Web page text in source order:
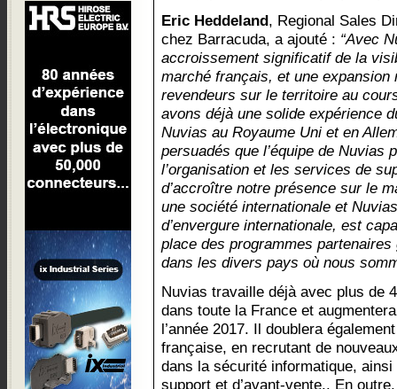
Eric Heddeland, Regional Sales
chez Barracuda, a ajouté : “Avec
accroissement significatif de la
marché français, et une expansion
revendeurs sur le territoire au
avons déjà une solide expérience
Nuvias au Royaume Uni et en
persuadés que l’équipe de Nuvias
l’organisation et les services de
d’accroître notre présence sur le
une société internationale et
d’envergure internationale, est
place des programmes
dans les divers pays où nous
Nuvias travaille déjà avec plus de
dans toute la France et
l’année 2017. Il doublera
française, en recrutant de
dans la sécurité informatique,
support et d’avant-vente.. En